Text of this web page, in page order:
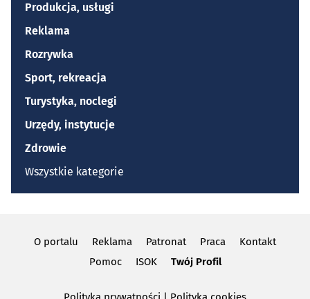
Produkcja, usługi
Reklama
Rozrywka
Sport, rekreacja
Turystyka, noclegi
Urzędy, instytucje
Zdrowie
Wszystkie kategorie
O portalu Reklama Patronat Praca
Kontakt
Pomoc
ISOK Twój Profil